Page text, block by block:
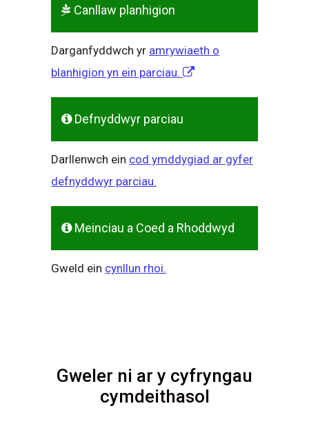
Canllaw planhigion
Darganfyddwch yr amrywiaeth o
blanhigion yn ein parciau.
Defnyddwyr parciau
Darllenwch ein cod ymddygiad ar gyfer
defnyddwyr parciau.
Meinciau a Coed a Rhoddwyd
Gweld ein cynllun rhoi.
Gweler ni ar y cyfryngau
cymdeithasol